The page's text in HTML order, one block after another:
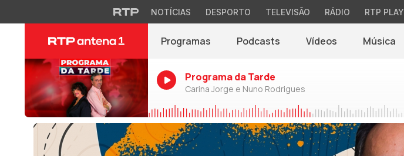
NOTÍCIAS DESPORTO TELEVISÃO RÁDIO RTP PLAY
Programas Podcasts Vídeos Música
Programa da Tarde
Carina Jorge e Nuno Rodrigues